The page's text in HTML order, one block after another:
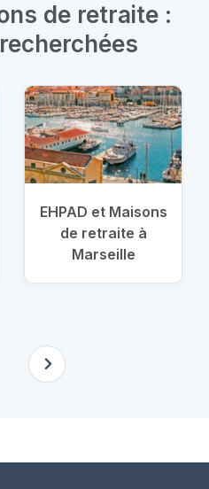
de retraite :
EHPAD et Maisons
de retraite à
Marseille